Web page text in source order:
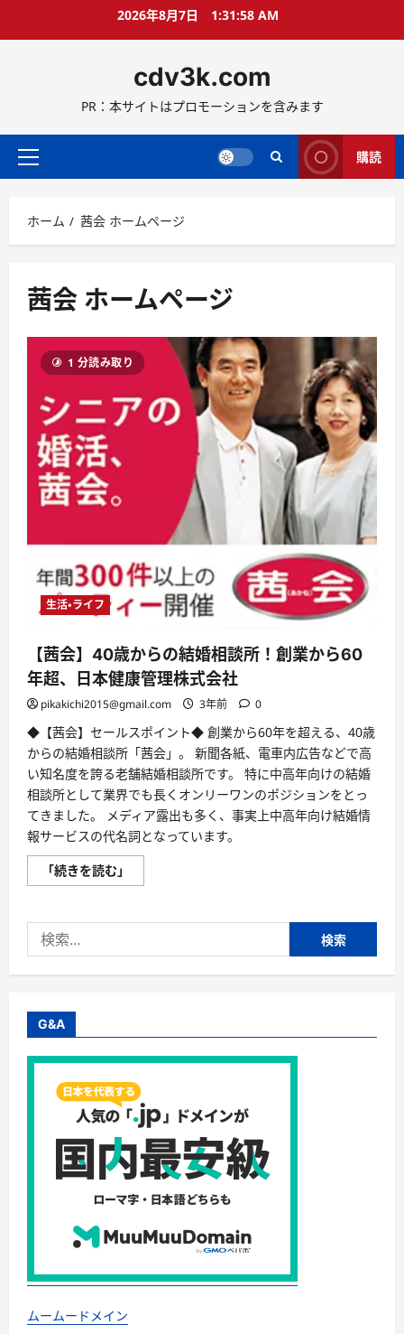
ス
ッ
2026年8月7日 1:31:58 AM
cdv3k.com
PR：本サイトはプロモーションを含みます
メ
メ
ニ
ー
購読
ホーム 茜会 ホームページ
茜会 ホームページ
1 分読み取り
生活・ライフ
【茜会】40歳からの結婚相談所！創業から60
年超、日本健康管理株式会社
pikakichi2015@gmail.com 3年前 0
◆【茜会】セールスポイント◆ 創業から60年を超える、40歳
からの結婚相談所「茜会」。 新聞各紙、電車内広告などで高
い知名度を誇る老舗結婚相談所です。 特に中高年向けの結婚
相談所として業界でも長くオンリーワンのポジションをとっ
てきました。 メディア露出も多く、事実上中高年向け結婚情
報サービスの代名詞となっています。
「続きを読む」
会】
か
結
婚
業
ら
年
超、
日
本
康
管
理
式
会
に
つ
て
さ
索:
G&A
ムームードメイン